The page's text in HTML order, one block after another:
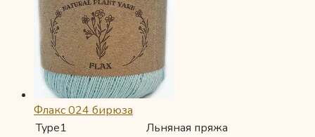
Флакс 024 бирюза
Type1
Льняная пряжа